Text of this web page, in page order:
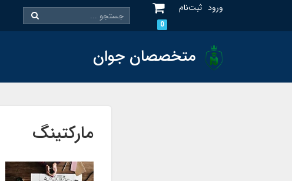
ورود ثبت‌نام
0
متخصصان جوان
مارکتینگ